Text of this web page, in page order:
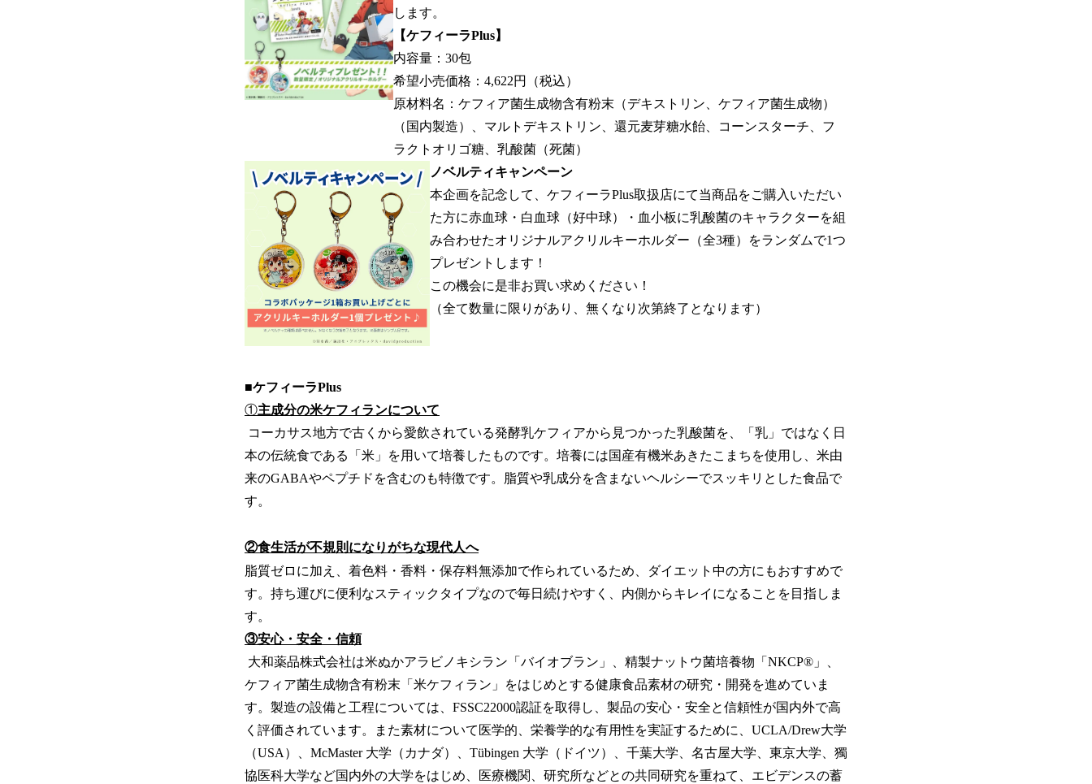
します。
【ケフィーラPlus】
内容量：30包
希望小売価格：4,622円（税込）
原材料名：ケフィア菌生成物含有粉末（デキストリン、ケフィア菌生成物）
（国内製造）、マルトデキストリン、還元麦芽糖水飴、コーンスターチ、フ
ラクトオリゴ糖、乳酸菌（死菌）
ノベルティキャンペーン
本企画を記念して、ケフィーラPlus取扱店にて当商品をご購入いただい
た方に赤血球・白血球（好中球）・血小板に乳酸菌のキャラクターを組
み合わせたオリジナルアクリルキーホルダー（全3種）をランダムで1つ
プレゼントします！
この機会に是非お買い求めください！
（全て数量に限りがあり、無くなり次第終了となります）
■ケフィーラPlus
①主成分の米ケフィランについて
コーカサス地方で古くから愛飲されている発酵乳ケフィアから見つかった乳酸菌を、「乳」ではなく日
本の伝統食である「米」を用いて培養したものです。培養には国産有機米あきたこまちを使用し、米由
来のGABAやペプチドを含むのも特徴です。脂質や乳成分を含まないヘルシーでスッキリとした食品で
す。
②食生活が不規則になりがちな現代人へ
脂質ゼロに加え、着色料・香料・保存料無添加で作られているため、ダイエット中の方にもおすすめで
す。持ち運びに便利なスティックタイプなので毎日続けやすく、内側からキレイになることを目指しま
す。
③安心・安全・信頼
大和薬品株式会社は米ぬかアラビノキシラン「バイオブラン」、精製ナットウ菌培養物「NKCP®」、
ケフィア菌生成物含有粉末「米ケフィラン」をはじめとする健康食品素材の研究・開発を進めていま
す。製造の設備と工程については、FSSC22000認証を取得し、製品の安心・安全と信頼性が国内外で高
く評価されています。また素材について医学的、栄養学的な有用性を実証するために、UCLA/Drew大学
（USA）、McMaster 大学（カナダ）、Tübingen 大学（ドイツ）、千葉大学、名古屋大学、東京大学、獨
協医科大学など国内外の大学をはじめ、医療機関、研究所などとの共同研究を重ねて、エビデンスの蓄